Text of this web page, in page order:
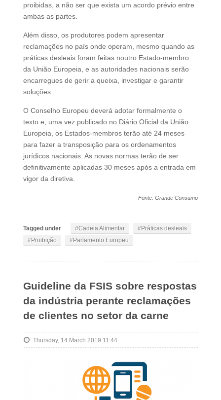
proibidas, a não ser que exista um acordo prévio entre
ambas as partes.
Além disso, os produtores podem apresentar
reclamações no país onde operam, mesmo quando as
práticas desleais foram feitas noutro Estado-membro
da União Europeia, e as autoridades nacionais serão
encarregues de gerir a queixa, investigar e garantir
soluções.
O Conselho Europeu deverá adotar formalmente o
texto e, uma vez publicado no Diário Oficial da União
Europeia, os Estados-membros terão até 24 meses
para fazer a transposição para os ordenamentos
jurídicos nacionais. As novas normas terão de ser
definitivamente aplicadas 30 meses após a entrada em
vigor da diretiva.
Fonte: Grande Consumo
Tagged under Cadeia Alimentar
Práticas desleais
Proibição
Parlamento Europeu
Guideline da FSIS sobre respostas
da indústria perante reclamações
de clientes no setor da carne
Thursday, 14 March 2019 11:44